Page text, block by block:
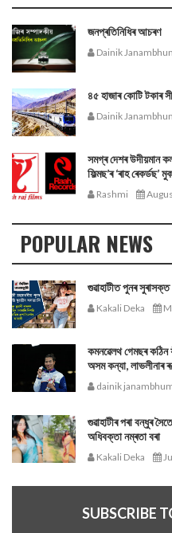
জনপ্ৰতিনিধিৰ আচৰণ
Dainik
৪৫ হাজাৰ কোটি টকাৰ
Dainik
সমগ্ৰ দেশৰ উদীয়মান
ফিল্মছ’ৰ ‘ৰাহ ৰেকৰ্ডছ’
Rashmi
POPULAR NEWS
গুৱাহাটীত পুনৰ
Kakali Deka
কমনৱেলথ গেমছৰ কঠিন
অসম কন্যা, লাভলীনাৰ
dainik
গুৱাহাটীৰ পৰা বন্ধুৰ
অধিবক্তা নম্ৰতা বৰা
Kakali Deka
SUBSCRIBE